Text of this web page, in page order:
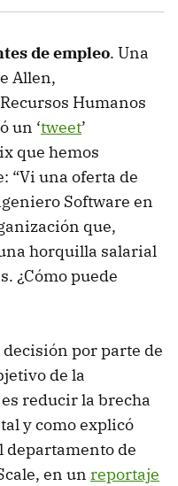
de empleo. Una
Allen,
Humanos
un ‘tweet’
que hemos
“Vi una oferta de
Software en
que,
horquilla salarial
¿Cómo puede
decisión por parte de
de la
reducir la brecha
y como explicó
departamento de
en un reportaje